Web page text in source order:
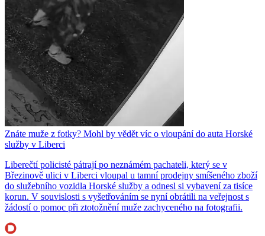
Znáte muže z fotky? Mohl by vědět víc o vloupání do auta Horské
služby v Liberci
Liberečtí policisté pátrají po neznámém pachateli, který se v
Březinově ulici v Liberci vloupal u tamní prodejny smíšeného zboží
do služebního vozidla Horské služby a odnesl si vybavení za tisíce
korun. V souvislosti s vyšetřováním se nyní obrátili na veřejnost s
žádostí o pomoc při ztotožnění muže zachyceného na fotografii.